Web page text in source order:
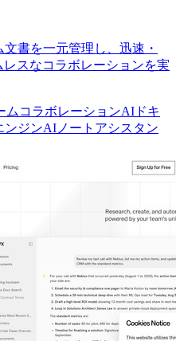
書を一元管理し、迅速・
スなコラボレーションを実
ムコラボレーションAIドキ
ンジンAIノートアシスタン